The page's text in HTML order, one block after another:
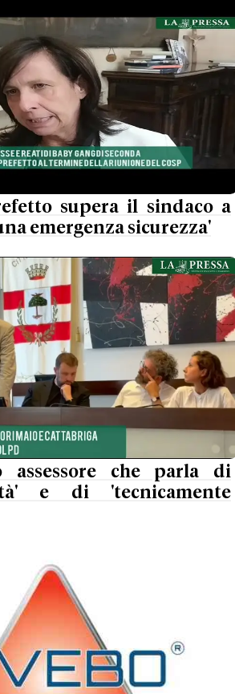
supera il sindaco a
emergenza sicurezza'
assessore che parla di
e di 'tecnicamente